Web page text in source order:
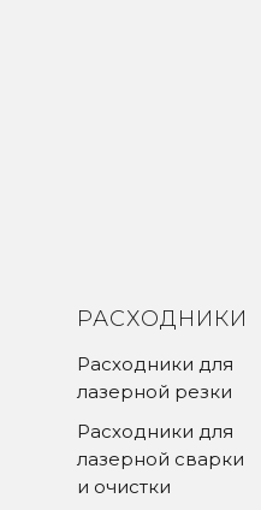
РАСХОДНИКИ
Расходники для
лазерной резки
Расходники для
лазерной сварки
и очистки